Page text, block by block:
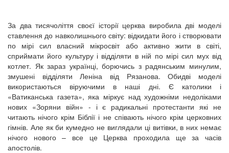
За два тисячоліття своєї історії церква виробила дві моделі
ставлення до навколишнього світу: відкидати його і створювати
по мірі сил власний мікросвіт або активно жити в світі,
сприймати його культуру і відділяти в ній по мірі сил мух від
котлет. Як зараз українці, борючись з радянським минулим,
змушені відділяти Леніна від Рязанова. Обидві моделі
використаються віруючими в наші дні. Є католики і
«Ватиканська газета», яка міркує над художніми недоліками
нових «Зоряни війн» - і є радикальні протестанти які не
читають нічого крім Біблії і не співають нічого крім церковних
гімнів. Але як би кумедно не виглядали ці витівки, в них немає
нічого нового – все це Церква проходила ще за часів
апостолів.